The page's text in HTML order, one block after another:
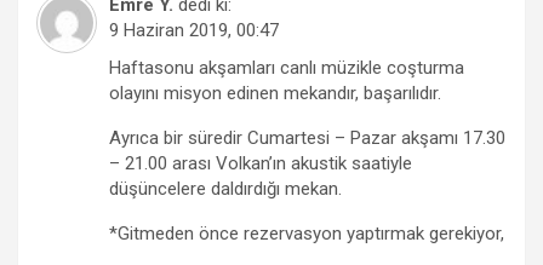
9 Haziran 2019, 00:47
Haftasonu akşamları canlı müzikle coşturma
olayını misyon edinen mekandır, başarılıdır.
Ayrıca bir süredir Cumartesi – Pazar akşamı 17.30
– 21.00 arası Volkan’ın akustik saatiyle
düşüncelere daldırdığı mekan.
*Gitmeden önce rezervasyon yaptırmak gerekiyor,